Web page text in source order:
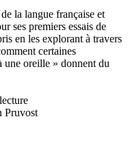
la langue française et
ses premiers essais de
en les explorant à travers
certaines
une oreille » donnent du